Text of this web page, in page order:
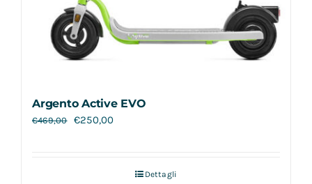
Argento Active EVO
€469,00 €250,00
Dettagli